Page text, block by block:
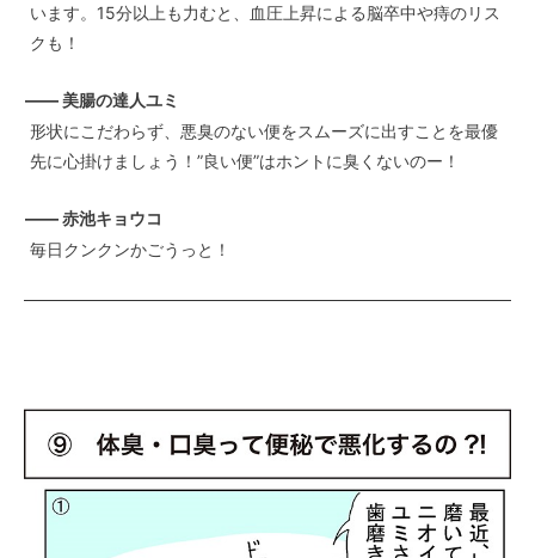
います。15分以上も力むと、血圧上昇による脳卒中や痔のリス
クも！
—— 美腸の達人ユミ
形状にこだわらず、悪臭のない便をスムーズに出すことを最優
先に心掛けましょう！”良い便”はホントに臭くないのー！
—— 赤池キョウコ
毎日クンクンかごうっと！